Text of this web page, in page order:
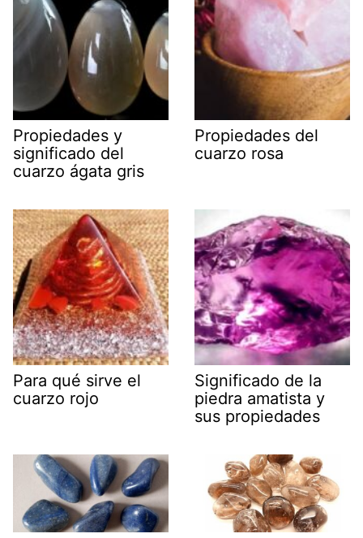
Propiedades y
significado del
cuarzo ágata gris
Propiedades del
cuarzo rosa
Para qué sirve el
cuarzo rojo
Significado de la
piedra amatista y
sus propiedades